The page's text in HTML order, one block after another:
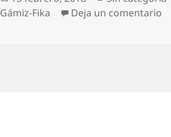
el
Gámiz-Fika
Deja un comentario